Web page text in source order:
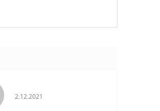
Hodnocení obchodu je 5 z 5 hvězdiček.
2.12.2021